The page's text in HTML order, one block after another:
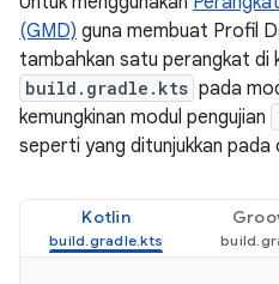
(GMD) guna membuat Profil
tambahkan satu perangkat di
build.gradle.kts pada
kemungkinan modul pengujian
seperti yang ditunjukkan
Kotlin